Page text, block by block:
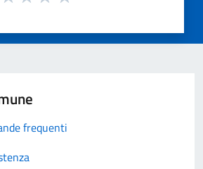
frequenti